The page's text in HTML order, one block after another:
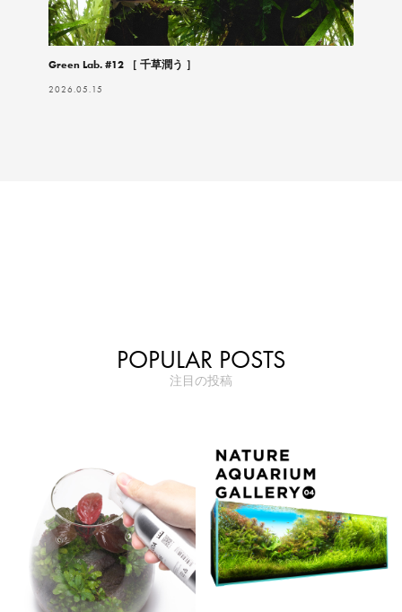
Green Lab. #12 ［ 千草潤う ］
2026.05.15
POPULAR POSTS
注目の投稿